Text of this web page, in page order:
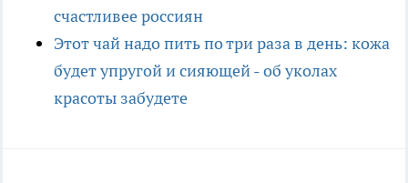
счастливее россиян
Этот чай надо пить по три раза в день: кожа
будет упругой и сияющей - об уколах
красоты забудете